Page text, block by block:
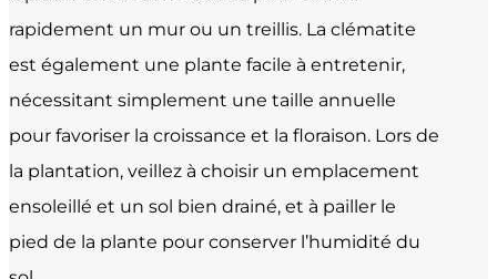
rapidement un mur ou un treillis. La clématite
est également une plante facile à entretenir,
nécessitant simplement une taille annuelle
pour favoriser la croissance et la floraison. Lors de
la plantation, veillez à choisir un emplacement
ensoleillé et un sol bien drainé, et à pailler le
pied de la plante pour conserver l’humidité du